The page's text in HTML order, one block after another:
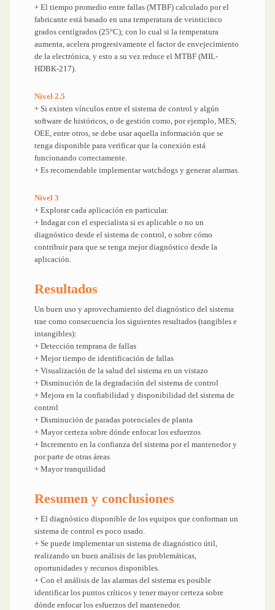
+ El tiempo promedio entre fallas (MTBF) calculado por el
fabricante está basado en una temperatura de veinticinco
grados centígrados (25°C); con lo cual si la temperatura
aumenta, acelera progresivamente el factor de envejecimiento
de la electrónica, y esto a su vez reduce el MTBF (MIL-
HDBK-217).
Nivel 2.5
+ Si existen vínculos entre el sistema de control y algún
software de históricos, o de gestión como, por ejemplo, MES,
OEE, entre otros, se debe usar aquella información que se
tenga disponible para verificar que la conexión está
funcionando correctamente.
+ Es recomendable implementar watchdogs y generar alarmas.
Nivel 3
+ Explorar cada aplicación en particular.
+ Indagar con el especialista si es aplicable o no un
diagnóstico desde el sistema de control, o sobre cómo
contribuir para que se tenga mejor diagnóstico desde la
aplicación.
Resultados
Un buen uso y aprovechamiento del diagnóstico del sistema
trae como consecuencia los siguientes resultados (tangibles e
intangibles):
+ Detección temprana de fallas
+ Mejor tiempo de identificación de fallas
+ Visualización de la salud del sistema en un vistazo
+ Disminución de la degradación del sistema de control
+ Mejora en la confiabilidad y disponibilidad del sistema de
control
+ Disminución de paradas potenciales de planta
+ Mayor certeza sobre dónde enfocar los esfuerzos
+ Incremento en la confianza del sistema por el mantenedor y
por parte de otras áreas
+ Mayor tranquilidad
Resumen y conclusiones
+ El diagnóstico disponible de los equipos que conforman un
sistema de control es poco usado.
+ Se puede implementar un sistema de diagnóstico útil,
realizando un buen análisis de las problemáticas,
oportunidades y recursos disponibles.
+ Con el análisis de las alarmas del sistema es posible
identificar los puntos críticos y tener mayor certeza sobre
dónde enfocar los esfuerzos del mantenedor.